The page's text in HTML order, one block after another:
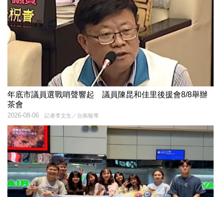
年底市議員選戰哨聲響起 議員陳昆和佳里後援會8/8舉辦
茶會
記者李文生／台南報導
2026-08-06